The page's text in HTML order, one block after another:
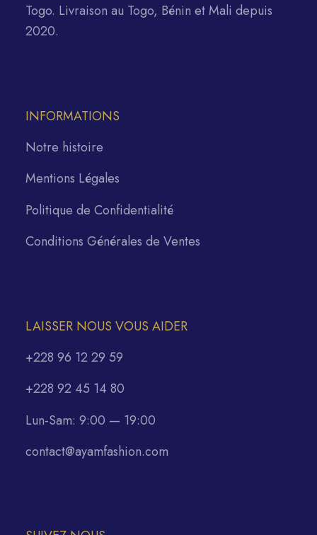
Togo. Livraison au Togo, Bénin et Mali depuis
2020.
INFORMATIONS
Notre histoire
Mentions Légales
Politique de Confidentialité
Conditions Générales de Ventes
LAISSER NOUS VOUS AIDER
+228 96 12 29 59
+228 92 45 14 80
Lun-Sam: 9:00 — 19:00
contact@ayamfashion.com